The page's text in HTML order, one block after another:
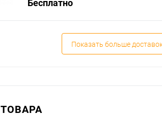
Бесплатно
Показать больше